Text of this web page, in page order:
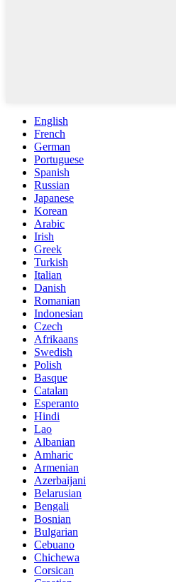
English
French
German
Portuguese
Spanish
Russian
Japanese
Korean
Arabic
Irish
Greek
Turkish
Italian
Danish
Romanian
Indonesian
Czech
Afrikaans
Swedish
Polish
Basque
Catalan
Esperanto
Hindi
Lao
Albanian
Amharic
Armenian
Azerbaijani
Belarusian
Bengali
Bosnian
Bulgarian
Cebuano
Chichewa
Corsican